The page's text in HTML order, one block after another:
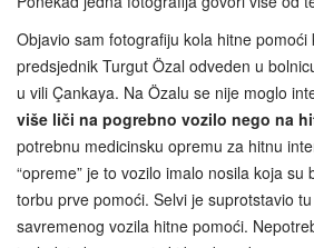
Objavio sam fotografiju kola hitne pomoći
predsjednik Turgut Özal odveden u
u vili Çankaya. Na Özalu se nije moglo
više liči na pogrebno vozilo nego na
potrebnu medicinsku opremu za hitnu
“opreme” je to vozilo imalo nosila koja
torbu prve pomoći. Selvi je suprotstavio
savremenog vozila hitne pomoći.